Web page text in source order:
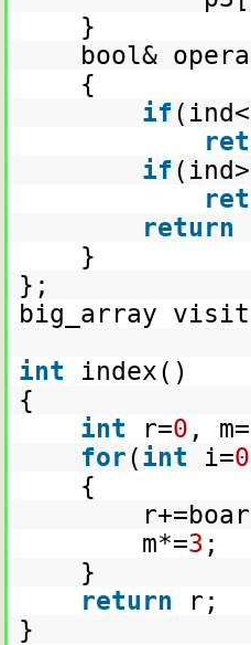
}
bool&
{
if(ind<
if
return
}
};
big_array
int index()
{
int r=0 , m=
for(int i=0
{
m*=3 ;
}
return r;
}